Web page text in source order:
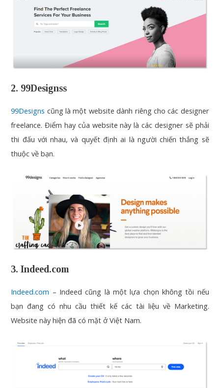
2. 99Designss
99Designs cũng là một website dành riêng cho các designer
freelance. Điểm hay của website này là các designer sẽ phải
thi đấu với nhau, và quyết định ai là người chiến thắng sẽ
thuộc về bạn.
3. Indeed.com
Indeed.com – Indeed cũng là một lựa chọn không tồi nếu
bạn đang có nhu cầu thiết kế các tài liệu về Marketing.
Website này hiện đã có mặt ở Việt Nam.